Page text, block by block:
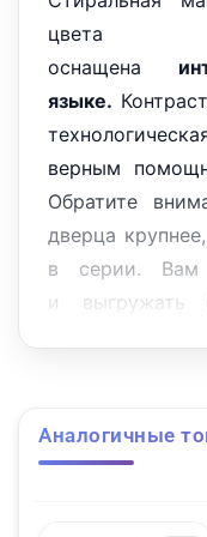
цвета
оснащена
языке.
верным
Обратите
дверца
в серии. Вам
и выгружать
Особенности
Аналогичные